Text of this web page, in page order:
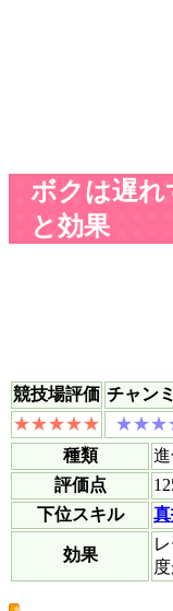
ボクは遅
と効果
競技場評価 チャン
種類
評価点
下位スキル
効果